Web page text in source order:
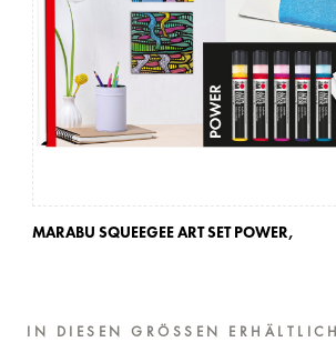
MARABU SQUEEGEE ART SET POWER,
IN DIESEN GRÖSSEN ERHÄLTLICH